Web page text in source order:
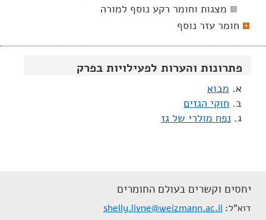
פתרונות והערות לפעילויות בפרק
א. מבוא
ב. חוקי הגזים
ג. נפח מולרי של גז
מצגות וחומר רקע נוסף למורה
חומר עזר נוסף
יחסים וקשרים בעולם החומרים
דוא"ל shelly.livne@weizmann.ac.il